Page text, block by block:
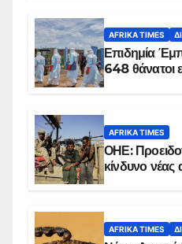
AFRIKA TIMES
Επιδημία
648 θάνατοι
AFRIKA TIMES
ΟΗΕ:
κίνδυνο νέας
AFRIKA TIMES